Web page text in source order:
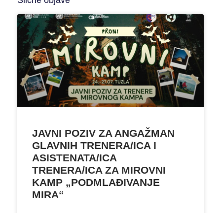
JAVNI POZIV ZA ANGAŽMAN
GLAVNIH TRENERA/ICA I
ASISTENATA/ICA
TRENERA/ICA ZA MIROVNI
KAMP „PODMLAĐIVANJE
MIRA“